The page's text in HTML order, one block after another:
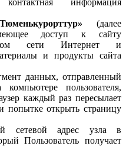
информация
(далее
доступ к сайту
сети Интернет и
и продукты сайта
данных, отправленный
пользователя,
каждый раз пересылает
попытке открыть страницу
сетевой адрес узла в
Пользователь получает